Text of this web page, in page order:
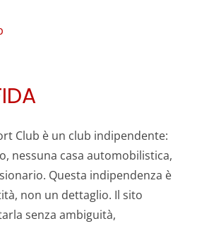
Club è un club indipendente:
nessuna casa automobilistica,
Questa indipendenza è
non un dettaglio. Il sito
senza ambiguità,